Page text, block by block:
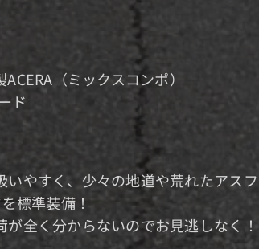
名：C・
ム：
ズ：
：シマノ製ACERA
：3×8＝
サイズ
いやすく、少々の地道や荒れたアス
めの38cタイ
全く分からないのでお見逃しなく！